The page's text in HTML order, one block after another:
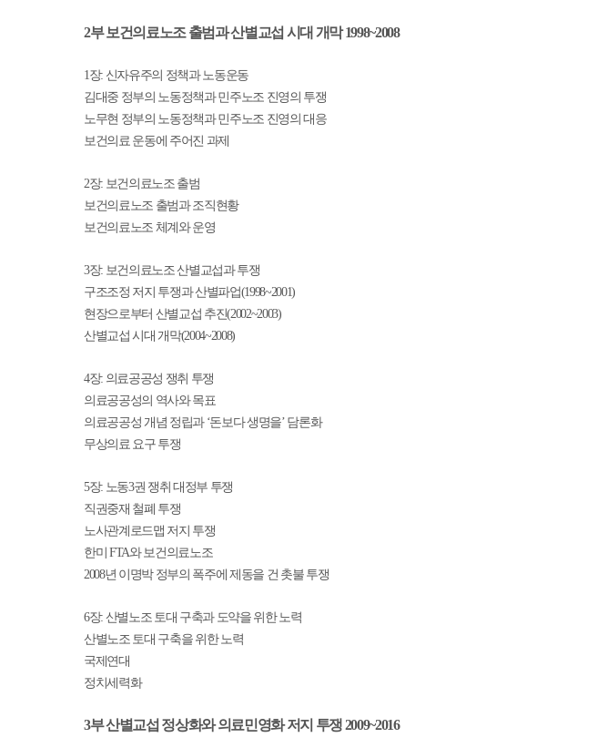
2부 보건의료노조 출범과 산별교섭 시대 개막1998~2008
1장: 신자유주의 정책과 노동운동
김대중 정부의 노동정책과 민주노조 진영의 투쟁
노무현 정부의 노동정책과 민주노조 진영의 대응
보건의료 운동에 주어진 과제
2장: 보건의료노조 출범
보건의료노조 출범과 조직현황
보건의료노조 체계와 운영
3장: 보건의료노조 산별교섭과 투쟁
구조조정 저지 투쟁과 산별파업(1998~2001)
현장으로부터 산별교섭 추진(2002~2003)
산별교섭 시대 개막(2004~2008)
4장: 의료공공성 쟁취 투쟁
의료공공성의 역사와 목표
의료공공성 개념 정립과 ‘돈보다 생명을’ 담론화
무상의료 요구 투쟁
5장: 노동3권 쟁취 대정부 투쟁
직권중재 철폐 투쟁
노사관계로드맵 저지 투쟁
한미 FTA와 보건의료노조
2008년 이명박 정부의 폭주에 제동을 건 촛불 투쟁
6장: 산별노조 토대 구축과 도약을 위한 노력
산별노조 토대 구축을 위한 노력
국제연대
정치세력화
3부 산별교섭 정상화와 의료민영화 저지 투쟁2009~2016